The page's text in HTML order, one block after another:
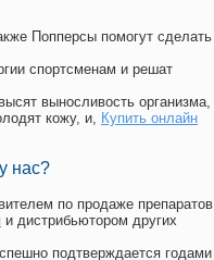
Попперсы помогут сделать
спортсменам и решат
выносливость организма,
кожу, и, Купить онлайн
нас?
по продаже препаратов
и дистрибьютором других
подтверждается годами